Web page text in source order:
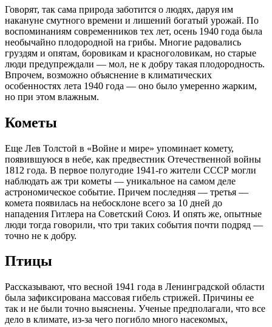
Говорят, так сама природа заботится о людях, даруя им
накануне смутного времени и лишений богатый урожай. По
воспоминаниям современников тех лет, осень 1940 года была
необычайно плодородной на грибы. Многие радовались
груздям и опятам, боровикам и красноголовикам, но старые
люди предупреждали — мол, не к добру такая плодородность.
Впрочем, возможно объяснение в климатических
особенностях лета 1940 года — оно было умеренно жарким,
но при этом влажным.
Кометы
Еще Лев Толстой в «Войне и мире» упоминает комету,
появившуюся в небе, как предвестник Отечественной войны
1812 года. В первое полугодие 1941-го жители СССР могли
наблюдать аж три кометы — уникальное на самом деле
астрономическое событие. Причем последняя — третья —
комета появилась на небосклоне всего за 10 дней до
нападения Гитлера на Советский Союз. И опять же, опытные
люди тогда говорили, что три таких события почти подряд —
точно не к добру.
Птицы
Рассказывают, что весной 1941 года в Ленинградской области
была зафиксирована массовая гибель стрижей. Причины ее
так и не были точно выяснены. Ученые предполагали, что все
дело в климате, из-за чего погибло много насекомых,